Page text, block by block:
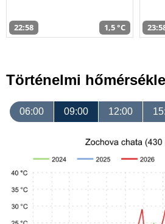
22:58 1,5 °C
Történelmi
06:00 09:00 12:00